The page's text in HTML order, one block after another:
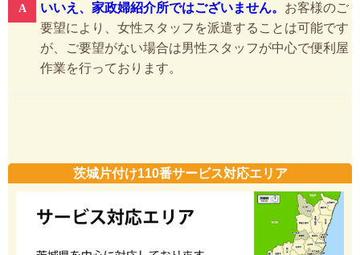
いいえ、家政婦紹介所ではございません。 お客様のご
要望により、女性スタッフを派遣することは可能です
が、ご要望がない場合は男性スタッフが中心で便利屋
作業を行っております。
茨城片付け110番サービス対応エリア